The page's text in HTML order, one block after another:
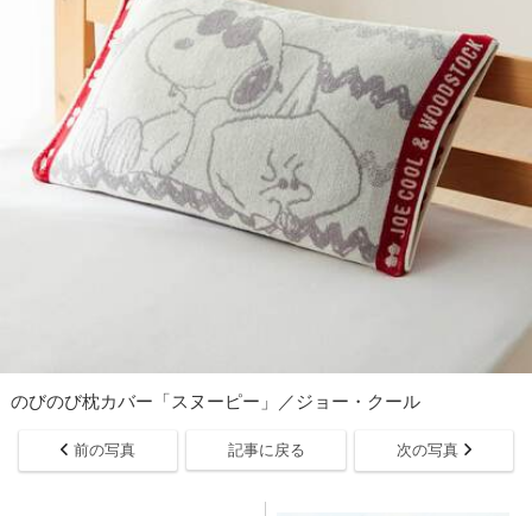
のびのび枕カバー「スヌーピー」／ジョー・クール
前の写真 記事に戻る 次の写真